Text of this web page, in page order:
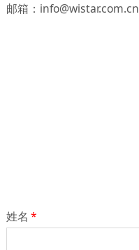
邮箱：info@wistar.com.cn
姓名 *